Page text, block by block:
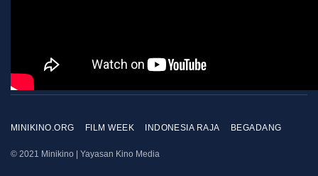
MINIKINO.ORG FILM WEEK INDONESIA RAJA BEGADANG
© 2021 Minikino | Yayasan Kino Media